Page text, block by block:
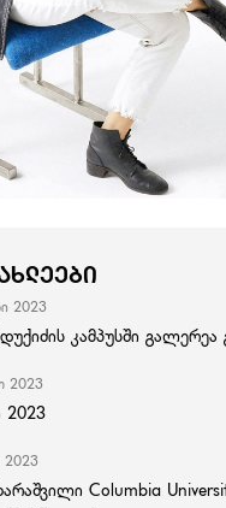
2023
კამპუსში გალერეა
2023
2023
2023
Columbia